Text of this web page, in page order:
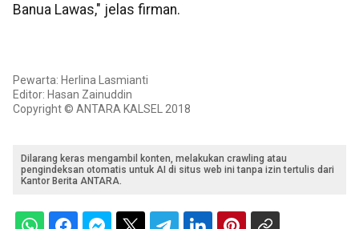
Banua Lawas," jelas firman.
Pewarta: Herlina Lasmianti
Editor: Hasan Zainuddin
Copyright © ANTARA KALSEL 2018
Dilarang keras mengambil konten, melakukan crawling atau
pengindeksan otomatis untuk AI di situs web ini tanpa izin tertulis dari
Kantor Berita ANTARA.